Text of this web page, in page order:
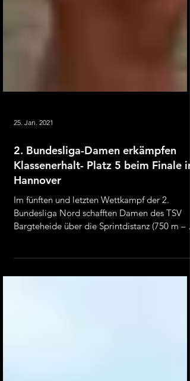
2. Bundesliga-Damen erkämpfen
Klassenerhalt- Platz 5 beim Finale in
Hannover
Im fünften und letzten Wettkampf der 2.
Bundesliga Nord schafften Damen des TSV
km - 5 km)...